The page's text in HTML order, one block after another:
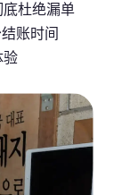
杜绝漏单
账时间
验